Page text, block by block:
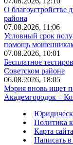
О благоустройстве
района
07.08.2026, 11:06
Условный срок
помощь
07.08.2026, 10:01
Бесплатное
Советском районе
06.08.2026, 18:05
Мэрия вновь ищет
Академгородок –
Политика
Карта сайта
Написать